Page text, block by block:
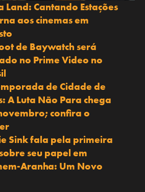
Land: Cantando Estações
aos cinemas em
de Baywatch será
no Prime Video no
de Cidade de
A Luta Não Para chega
confira o
Sink fala pela primeira
seu papel em
Aranha: Um Novo